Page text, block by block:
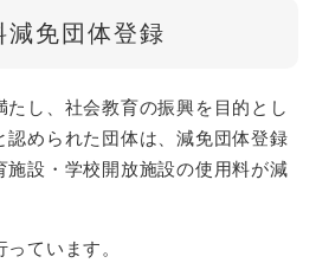
減免団体登録
し、社会教育の振興を目的とし
認められた団体は、減免団体登録
施設・学校開放施設の使用料が減
ています。